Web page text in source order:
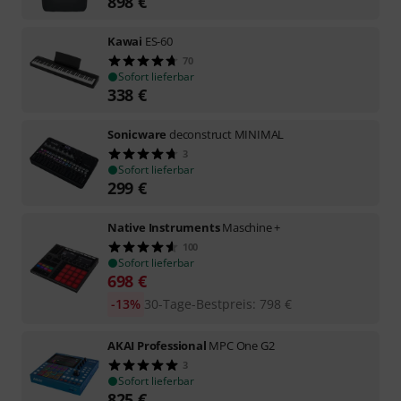
Kawai ES-60
70
Sofort lieferbar
338 €
Sonicware deconstruct MINIMAL
3
Sofort lieferbar
299 €
Native InstrumentsMaschine +
100
Sofort lieferbar
698 €
30-Tage-Bestpreis: 798 €
-13%
AKAI Professional MPC One G2
3
Sofort lieferbar